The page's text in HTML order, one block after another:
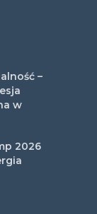
–
w
2026